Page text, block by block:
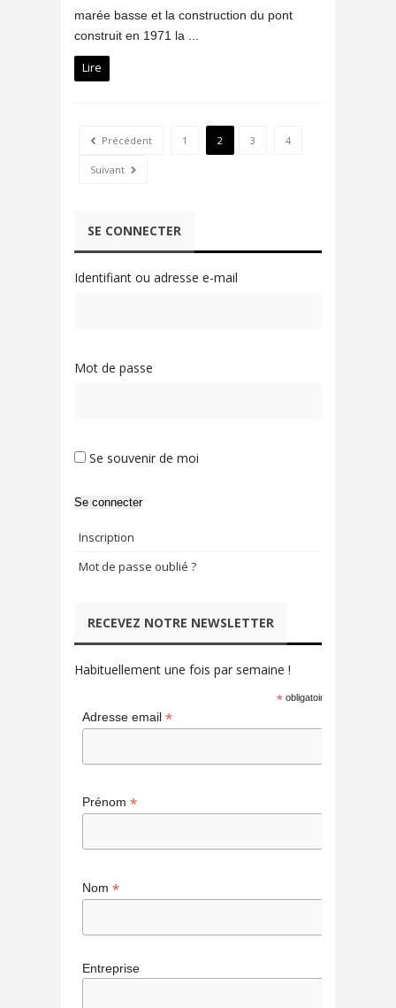
marée basse et la construction du pont
construit en 1971 la ...
Lire
Précédent 1 2 3 4
Suivant
SE CONNECTER
Identifiant ou adresse e-mail
Mot de passe
Se souvenir de moi
Se connecter
Inscription
Mot de passe oublié ?
RECEVEZ NOTRE NEWSLETTER
Habituellement une fois par semaine !
* obligatoire
Adresse email *
Prénom *
Nom *
Entreprise